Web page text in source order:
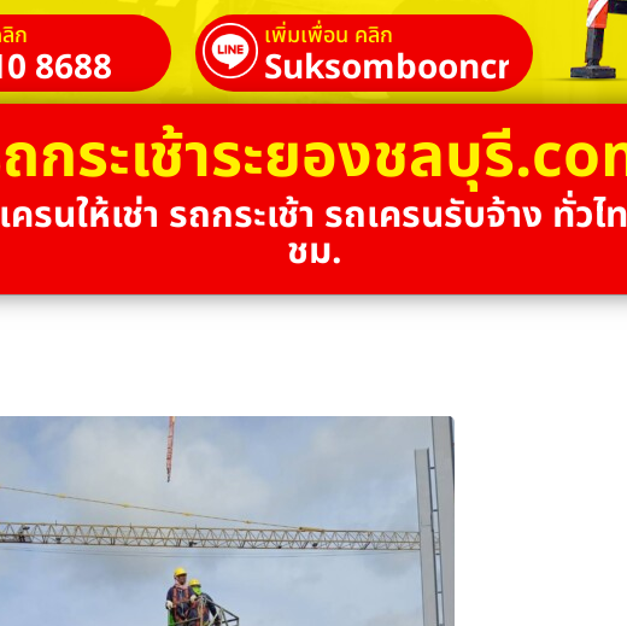
ก
8688
เพิ่มเพื่อน คลิก
Suksombooncrane
กระเช้าระยองชลบุรี
ครนให้เช่า รถกระเช้า รถเครนรับจ้าง ทั่
ชม.